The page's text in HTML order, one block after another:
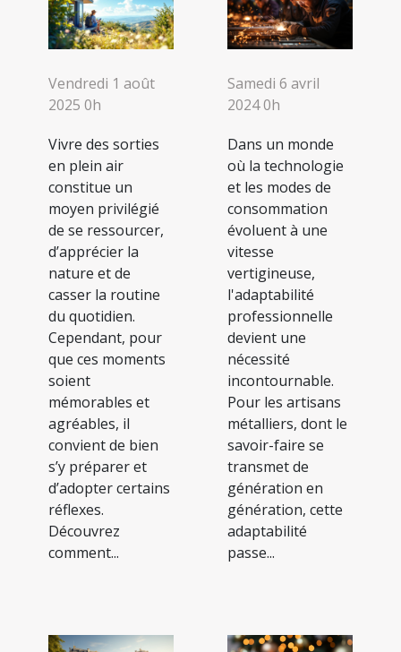
Vendredi 1 août
2025 0h
Vivre des sorties
en plein air
constitue un
moyen privilégié
de se ressourcer,
d’apprécier la
nature et de
casser la routine
du quotidien.
Cependant, pour
que ces moments
soient
mémorables et
agréables, il
convient de bien
s’y préparer et
d’adopter certains
réflexes.
Découvrez
comment...
Samedi 6 avril
2024 0h
Dans un monde
où la technologie
et les modes de
consommation
évoluent à une
vitesse
vertigineuse,
l'adaptabilité
professionnelle
devient une
nécessité
incontournable.
Pour les artisans
métalliers, dont le
savoir-faire se
transmet de
génération en
génération, cette
adaptabilité
passe...